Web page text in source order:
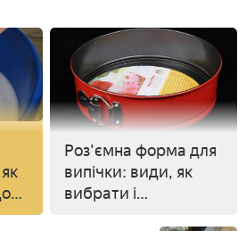
Роз'ємна форма для
випічки: види, як
вибрати і